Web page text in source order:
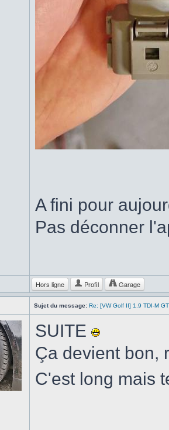
A fini pour
Pas déconner
Hors ligne Profil Garage
Sujet du message: Re: [VW Golf II] 1.9 TDI-M
SUITE
Ça devient bon,
C'est long mais